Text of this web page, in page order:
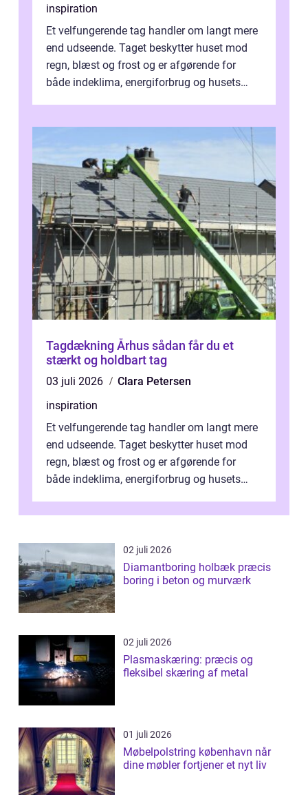
inspiration
Et velfungerende tag handler om langt mere
end udseende. Taget beskytter huset mod
regn, blæst og frost og er afgørende for
både indeklima, energiforbrug og husets
Tagdækning Århus sådan får du et
stærkt og holdbart tag
03 juli 2026
Clara Petersen
inspiration
Et velfungerende tag handler om langt mere
end udseende. Taget beskytter huset mod
regn, blæst og frost og er afgørende for
både indeklima, energiforbrug og husets
02 juli 2026
Diamantboring holbæk præcis
boring i beton og murværk
02 juli 2026
Plasmaskæring: præcis og
fleksibel skæring af metal
01 juli 2026
Møbelpolstring københavn når
dine møbler fortjener et nyt liv